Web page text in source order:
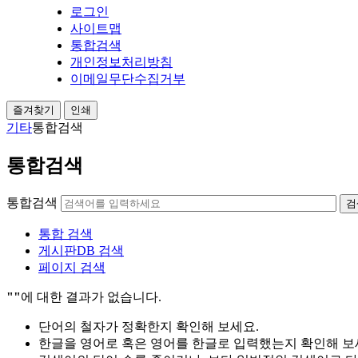
로그인
사이트맵
통합검색
개인정보처리방침
이메일무단수집거부
즐겨찾기 인쇄
기타통합검색
통합검색
통합검색 검
통합 검색
게시판DB 검색
페이지 검색
""에 대한 결과가 없습니다.
단어의 철자가 정확한지 확인해 보세요.
한글을 영어로 혹은 영어를 한글로 입력했는지 확인해 보